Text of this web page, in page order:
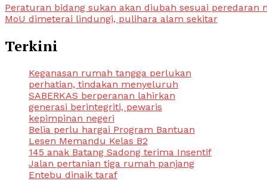
Post
navigation
Peraturan bidang sukan akan diubah sesuai peredaran
MoU dimeterai lindungi, pulihara alam sekitar
Terkini
Keganasan rumah tangga perlukan
perhatian, tindakan menyeluruh
SABERKAS berperanan lahirkan
generasi berintegriti, pewaris
kepimpinan negeri
Belia perlu hargai Program Bantuan
Lesen Memandu Kelas B2
145 anak Batang Sadong terima Insentif
Jalan pertanian tiga rumah panjang
Entebu dinaik taraf